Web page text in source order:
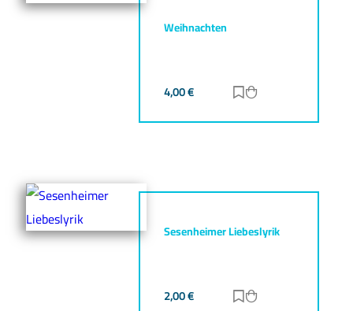
Weihnachten
4,00€ Zur Merkliste
Sesenheimer Liebeslyrik
2,00€ Zur Merkliste